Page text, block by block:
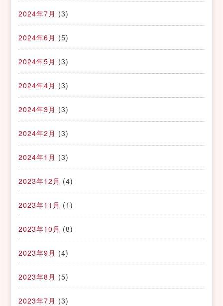
2024年7月 (3)
2024年6月 (5)
2024年5月 (3)
2024年4月 (3)
2024年3月 (3)
2024年2月 (3)
2024年1月 (3)
2023年12月 (4)
2023年11月 (1)
2023年10月 (8)
2023年9月 (4)
2023年8月 (5)
2023年7月 (3)